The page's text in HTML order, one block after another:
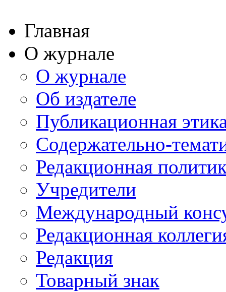
Главная
О журнале
О журнале
Об издателе
Публикационная
Содержательно-
Редакционная
Учредители
Международный
Редакционная
Редакция
Товарный знак